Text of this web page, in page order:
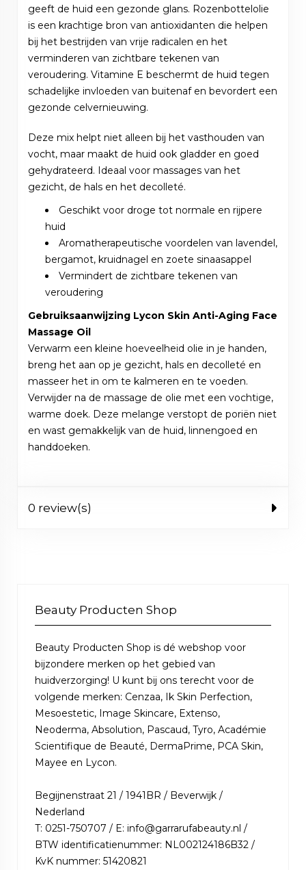
geeft de huid een gezonde glans. Rozenbottelolie
is een krachtige bron van antioxidanten die helpen
bij het bestrijden van vrije radicalen en het
verminderen van zichtbare tekenen van
veroudering. Vitamine E beschermt de huid tegen
schadelijke invloeden van buitenaf en bevordert een
gezonde celvernieuwing.
Deze mix helpt niet alleen bij het vasthouden van
vocht, maar maakt de huid ook gladder en goed
gehydrateerd. Ideaal voor massages van het
gezicht, de hals en het decolleté.
Geschikt voor droge tot normale en rijpere
huid
Aromatherapeutische voordelen van lavendel,
bergamot, kruidnagel en zoete sinaasappel
Vermindert de zichtbare tekenen van
veroudering
Gebruiksaanwijzing Lycon Skin Anti-Aging Face
Massage Oil
Verwarm een kleine hoeveelheid olie in je handen,
breng het aan op je gezicht, hals en decolleté en
masseer het in om te kalmeren en te voeden.
Verwijder na de massage de olie met een vochtige,
warme doek. Deze melange verstopt de poriën niet
en wast gemakkelijk van de huid, linnengoed en
handdoeken.
0 review(s)
Beauty Producten Shop
Beauty Producten Shop is dé webshop voor
bijzondere merken op het gebied van
huidverzorging! U kunt bij ons terecht voor de
volgende merken: Cenzaa, Ik Skin Perfection,
Mesoestetic, Image Skincare, Extenso,
Neoderma, Absolution, Pascaud, Tyro, Académie
Scientifique de Beauté, DermaPrime, PCA Skin,
Mayee en Lycon.
Begijnenstraat 21 / 1941BR / Beverwijk /
Nederland
T: 0251-750707 / E: info@garrarufabeauty.nl /
BTW identificatienummer: NL002124186B32 /
KvK nummer: 51420821